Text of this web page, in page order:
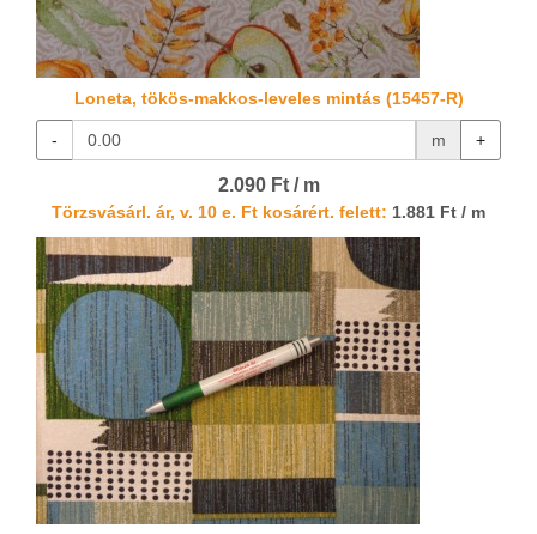
Loneta, tökös-makkos-leveles mintás (15457-R)
- m +
2.090 Ft / m
Törzsvásárl. ár, v. 10 e. Ft kosárért. felett: 1.881 Ft / m